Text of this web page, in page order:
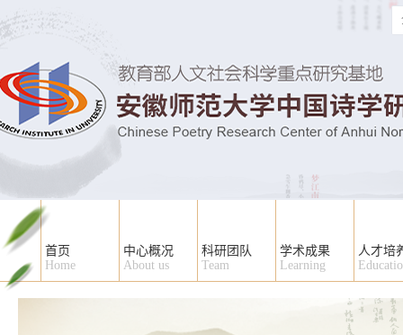
首页
Home
中心概况
About us
科研团队
Team
学术成果
Learning
人才培